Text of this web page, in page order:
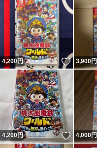
4,200円 いいね
3,900円
4,200円 いいね
4,000円